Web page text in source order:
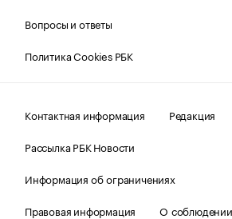
Вопросы и ответы
Политика Cookies РБК
Контактная информация
Редакция
Рассылка РБК Новости
Информация об ограничениях
Правовая информация
О соблюдении